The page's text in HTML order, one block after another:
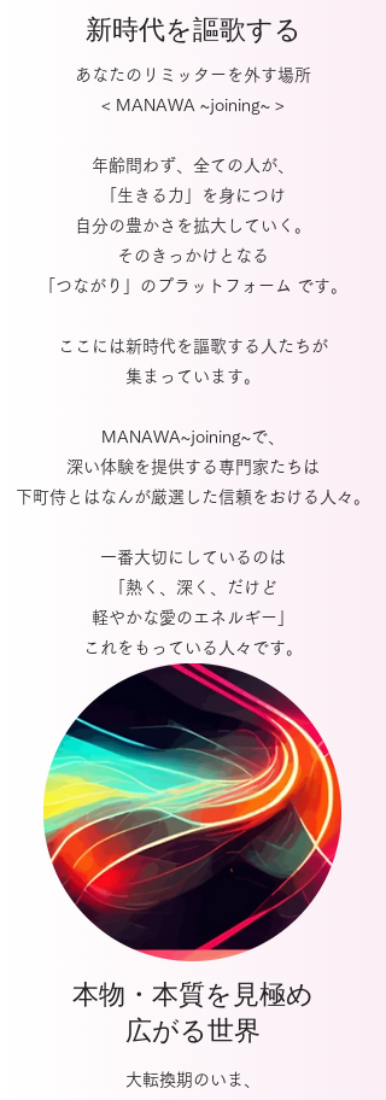
新時代を謳歌する
あなたのリミッターを外す場所
< MANAWA ~joining~ >
年齢問わず、全ての人が、
「生きる力」を身につけ
自分の豊かさを拡大していく。
そのきっかけとなる
「つながり」のプラットフォーム です。
ここには新時代を謳歌する人たちが
集まっています。
MANAWA~joining~で、
深い体験を提供する専門家たちは
下町侍とはなんが厳選した信頼をおける人々。
一番大切にしているのは
「熱く、深く、だけど
軽やかな愛のエネルギー」
これをもっている人々です。
本物・本質を見極め
​広がる世界
大転換期のいま、